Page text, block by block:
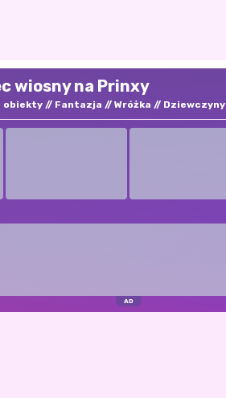
wiosny na Prinxy
obiekty Fantazja Wróżka Dziewczyny